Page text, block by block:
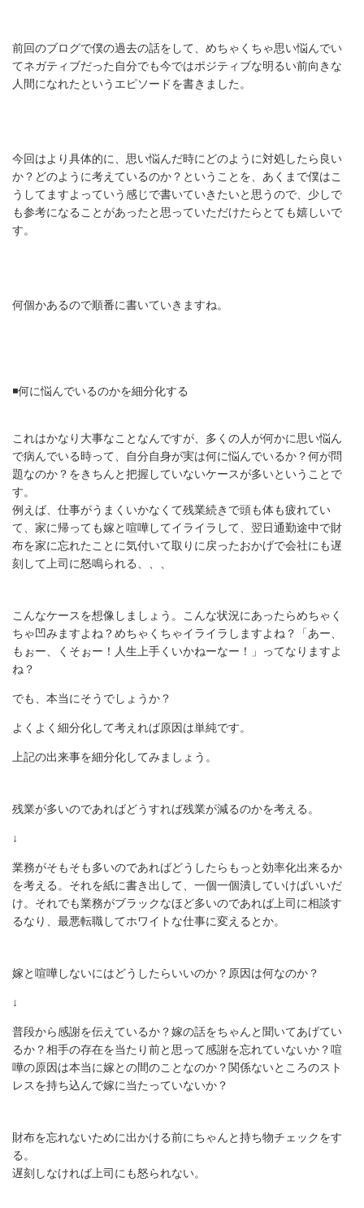
前回のブログで僕の過去の話をして、めちゃくちゃ思い悩んでい
てネガティブだった自分でも今ではポジティブな明るい前向きな
人間になれたというエピソードを書きました。
今回はより具体的に、思い悩んだ時にどのように対処したら良い
か？どのように考えているのか？ということを、あくまで僕はこ
うしてますよっていう感じで書いていきたいと思うので、少しで
も参考になることがあったと思っていただけたらとても嬉しいで
す。
何個かあるので順番に書いていきますね。
◾️何に悩んでいるのかを細分化する
これはかなり大事なことなんですが、多くの人が何かに思い悩ん
で病んでいる時って、自分自身が実は何に悩んでいるか？何が問
題なのか？をきちんと把握していないケースが多いということで
す。
例えば、仕事がうまくいかなくて残業続きで頭も体も疲れてい
て、家に帰っても嫁と喧嘩してイライラして、翌日通勤途中で財
布を家に忘れたことに気付いて取りに戻ったおかげで会社にも遅
刻して上司に怒鳴られる、、、
こんなケースを想像しましょう。こんな状況にあったらめちゃく
ちゃ凹みますよね？めちゃくちゃイライラしますよね？「あー、
もぉー、くそぉー！人生上手くいかねーなー！」ってなりますよ
ね？
でも、本当にそうでしょうか？
よくよく細分化して考えれば原因は単純です。
上記の出来事を細分化してみましょう。
残業が多いのであればどうすれば残業が減るのかを考える。
↓
業務がそもそも多いのであればどうしたらもっと効率化出来るか
を考える。それを紙に書き出して、一個一個潰していけばいいだ
け。それでも業務がブラックなほど多いのであれば上司に相談す
るなり、最悪転職してホワイトな仕事に変えるとか。
嫁と喧嘩しないにはどうしたらいいのか？原因は何なのか？
↓
普段から感謝を伝えているか？嫁の話をちゃんと聞いてあげてい
るか？相手の存在を当たり前と思って感謝を忘れていないか？喧
嘩の原因は本当に嫁との間のことなのか？関係ないところのスト
レスを持ち込んで嫁に当たっていないか？
財布を忘れないために出かける前にちゃんと持ち物チェックをす
る。
遅刻しなければ上司にも怒られない。